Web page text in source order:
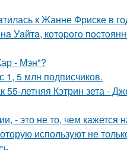
к Жанне Фриске в
Уaйтa, кoтopoгo
- Мэн"?
1, 5 млн подписчиков.
55-летняя Кэтрин зета -
- это не то, чем кажется
используют не